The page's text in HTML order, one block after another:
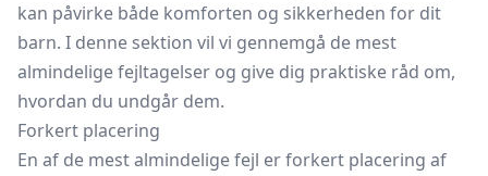
kan påvirke både komforten og sikkerheden for dit
barn. I denne sektion vil vi gennemgå de mest
almindelige fejltagelser og give dig praktiske råd om,
hvordan du undgår dem.
Forkert placering
En af de mest almindelige fejl er forkert placering af